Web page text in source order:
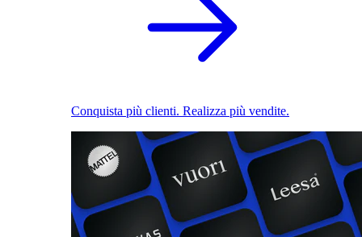
Conquista più clienti. Realizza più vendite.